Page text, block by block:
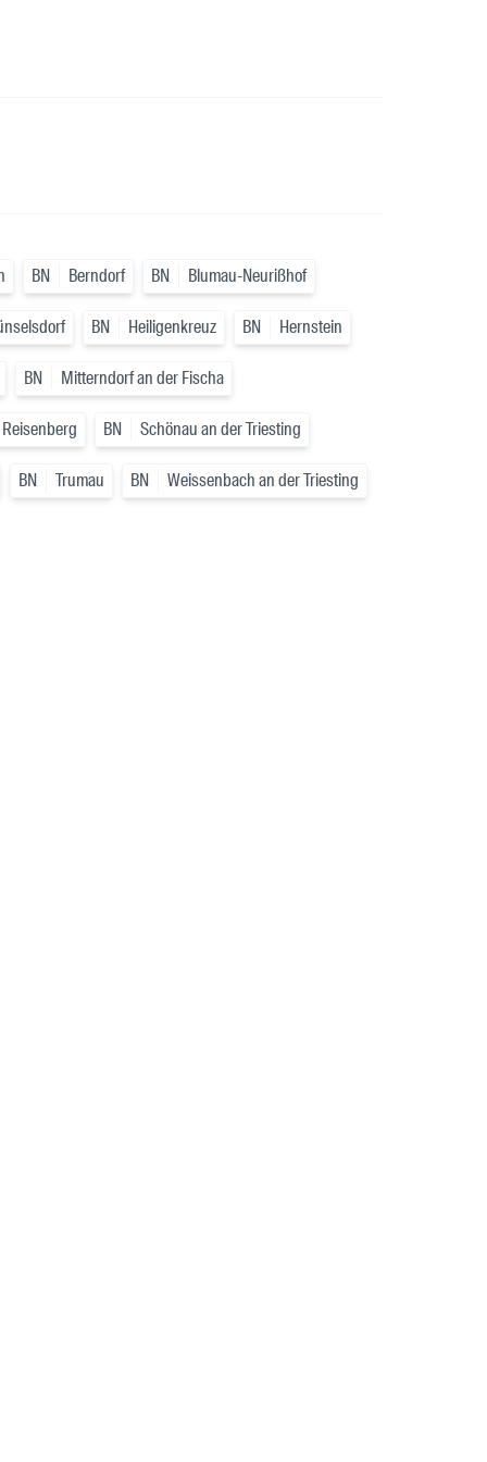
BN Berndorf BN Blumau-Neurißhof
BN Heiligenkreuz BN Hernstein
BN Mitterndorf an der Fischa
Reisenberg BN Schönau an der Triesting
BN Trumau BN Weissenbach an der Triesting